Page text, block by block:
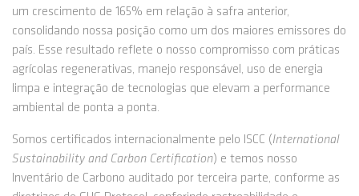
um crescimento de 165% em relação à safra anterior,
consolidando nossa posição como um dos maiores emissores do
país. Esse resultado reflete o nosso compromisso com práticas
agrícolas regenerativas, manejo responsável, uso de energia
limpa e integração de tecnologias que elevam a performance
ambiental de ponta a ponta.
Somos certificados internacionalmente pelo ISCC (International
Sustainability and Carbon Certification) e temos nosso
Inventário de Carbono auditado por terceira parte, conforme as